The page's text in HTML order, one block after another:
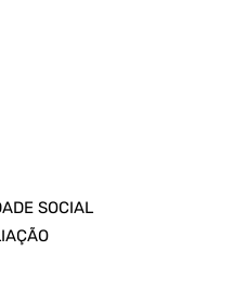
SOCIAL